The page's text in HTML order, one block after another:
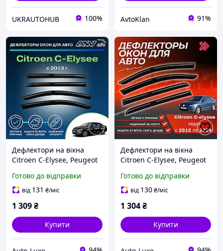
UKRAUTOHUB 100% AvtoKlan 91%
Дефлектори на вікна
Citroen C-Elysee, Peugeot
Вітровики вікон Ситроен
Елейс, Пежо 301
Готово до відправки
від 131 ₴/міс
1 309₴
Купити
Дефлектори на вікна
Citroen C-Elysee, Peugeot
Вітровики вікон Ситроен
Елейс, Пежо 301
Готово до відправки
від 130₴/міс
1 304₴
Купити